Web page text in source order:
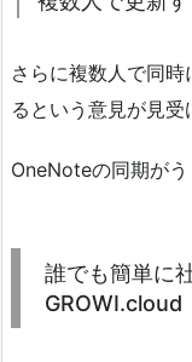
さらに複数人で同
るという意見が見受
OneNoteの同期がう
誰でも簡単に
GROWI.cloud